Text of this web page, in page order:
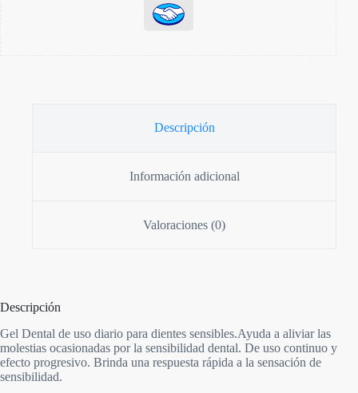
Descripción
Información adicional
Valoraciones (0)
Descripción
Gel Dental de uso diario para dientes sensibles.Ayuda a aliviar las
molestias ocasionadas por la sensibilidad dental. De uso continuo y
efecto progresivo. Brinda una respuesta rápida a la sensación de
sensibilidad.